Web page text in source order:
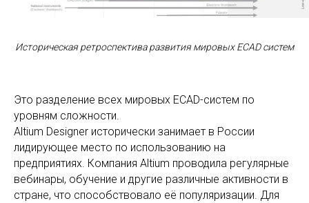
Историческая ретроспектива развития мировых ECAD систем
Это разделение всех мировых ECAD-систем по
уровням сложности.
Altium Designer исторически занимает в России
лидирующее место по использованию на
предприятиях. Компания Altium проводила регулярные
вебинары, обучение и другие различные активности в
стране, что способствовало её популяризации. Для